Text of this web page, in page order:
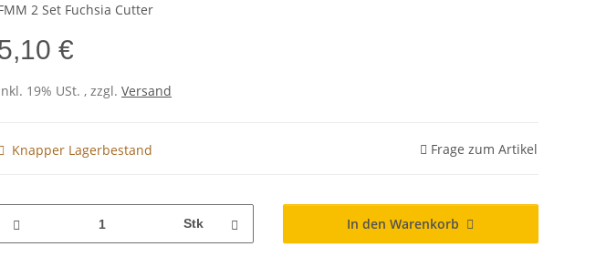
2 Set Fuchsia Cutter
€
19% USt. , zzgl. Versand
Knapper Lagerbestand Frage zum Artikel
Stk In den Warenkorb